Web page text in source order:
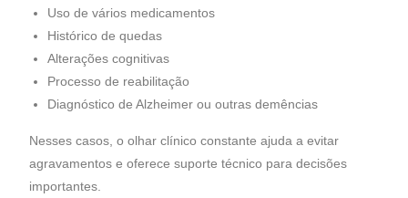
Uso de vários medicamentos
Histórico de quedas
Alterações cognitivas
Processo de reabilitação
Diagnóstico de Alzheimer ou outras demências
Nesses casos, o olhar clínico constante ajuda a evitar
agravamentos e oferece suporte técnico para decisões
importantes.